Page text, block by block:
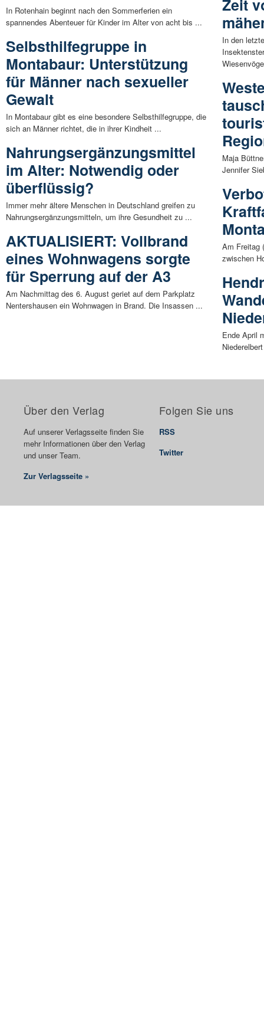
In Rotenhain beginnt nach den Sommerferien ein
spannendes Abenteuer für Kinder im Alter von acht bis ...
Selbsthilfegruppe in
Montabaur: Unterstützung
für Männer nach sexueller
Gewalt
In Montabaur gibt es eine besondere Selbsthilfegruppe, die
sich an Männer richtet, die in ihrer Kindheit ...
Nahrungsergänzungsmittel
im Alter: Notwendig oder
überflüssig?
Immer mehr ältere Menschen in Deutschland greifen zu
Nahrungsergänzungsmitteln, um ihre Gesundheit zu ...
AKTUALISIERT: Vollbrand
eines Wohnwagens sorgte
für Sperrung auf der A3
Am Nachmittag des 6. August geriet auf dem Parkplatz
Nentershausen ein Wohnwagen in Brand. Die Insassen ...
Zeit
In den
Maja
Jennifer
Am Freitag
zwischen
Ende April
Über den Verlag
Auf unserer Verlagsseite finden Sie
mehr Informationen über den Verlag
und unser Team.
Zur Verlagsseite »
Folgen Sie uns
RSS
Twitter